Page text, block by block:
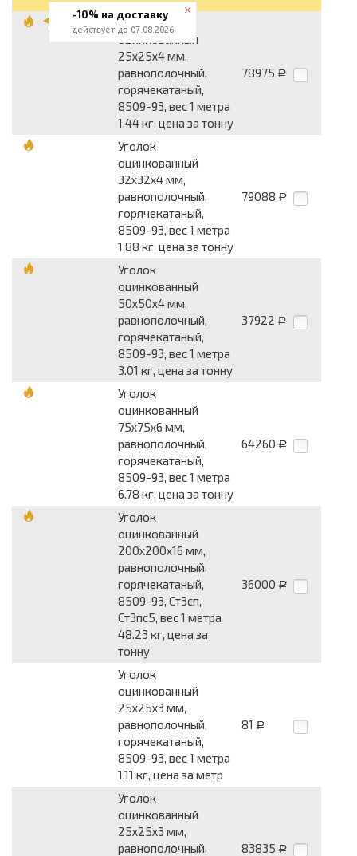
Уголок
оцинкованный
25x25x4 мм,
равнополочный,
горячекатаный,
8509-93, вес 1 метра
1.44 кг, цена за тонну
78975 Р
Уголок
оцинкованный
32x32x4 мм,
равнополочный,
горячекатаный,
8509-93, вес 1 метра
1.88 кг, цена за тонну
79088 Р
Уголок
оцинкованный
50x50x4 мм,
равнополочный,
горячекатаный,
8509-93, вес 1 метра
3.01 кг, цена за тонну
37922 Р
Уголок
оцинкованный
75x75x6 мм,
равнополочный,
горячекатаный,
8509-93, вес 1 метра
6.78 кг, цена за тонну
64260 Р
Уголок
оцинкованный
200x200x16 мм,
равнополочный,
горячекатаный,
8509-93, Ст3сп,
Ст3пс5, вес 1 метра
48.23 кг, цена за
тонну
36000 Р
Уголок
оцинкованный
25x25x3 мм,
равнополочный,
горячекатаный,
8509-93, вес 1 метра
1.11 кг, цена за метр
81 Р
Уголок
оцинкованный
25x25x3 мм,
равнополочный,
83835 Р
-10% на доставку
действует до 07.08.2026